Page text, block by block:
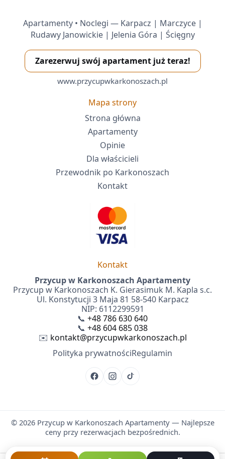
Apartamenty • Noclegi — Karpacz | Marczyce |
Rudawy Janowickie | Jelenia Góra | Ścięgny
Zarezerwuj swój apartament już teraz!
www.przycupwkarkonoszach.pl
Mapa strony
Strona główna
Apartamenty
Opinie
Dla właścicieli
Przewodnik po Karkonoszach
Kontakt
Kontakt
Przycup w Karkonoszach Apartamenty
Przycup w Karkonoszach K. Gierasimuk M. Kapla s.c.
Ul. Konstytucji 3 Maja 81 58-540 Karpacz
NIP: 6112299591
📞 +48 786 630 640
📞 +48 604 685 038
✉️ kontakt@przycupwkarkonoszach.pl
Polityka prywatnościRegulamin
© 2026Przycup w Karkonoszach Apartamenty — Najlepsze
ceny przy rezerwacjach bezpośrednich.